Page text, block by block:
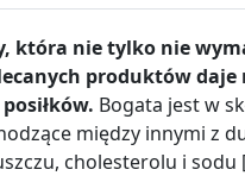
która nie tylko nie
produktów
Bogata jest w
między innymi z
cholesterolu i sodu